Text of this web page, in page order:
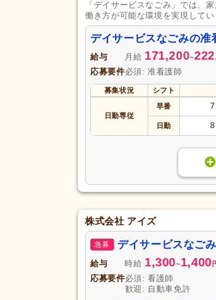
「デイサービスなごみ」では、
働き方が可能な環境を実現してい
デイサービスなごみの准
給与 月給 171,200~
応募要件必須: 准看護師
募集状況 シフト
日勤専従
早番
日勤
株式会社 アイズ
急募 デイサービスなご
給与 時給 1,300~1,400
応募要件必須: 看護師
歓迎: 自動車免許